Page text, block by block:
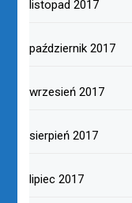
listopad 2017
październik 2017
wrzesień 2017
sierpień 2017
lipiec 2017